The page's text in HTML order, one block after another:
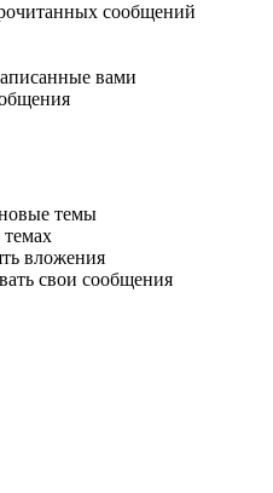
сообщений
новые темы
темах
вложения
свои сообщения